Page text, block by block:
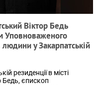
Віктор Бедь
Уповноваженого
у Закарпатській
резиденції в місті
Бедь, єпископ